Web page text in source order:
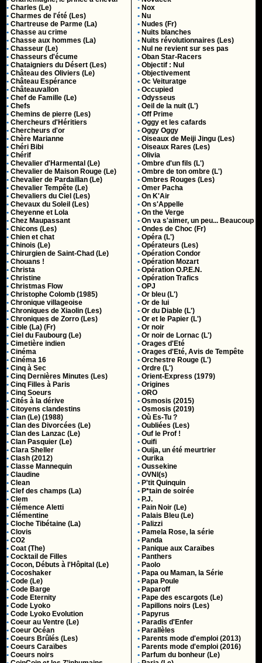
• Charles (Le)
• Charmes de l'été (Les)
• Chartreuse de Parme (La)
• Chasse au crime
• Chasse aux hommes (La)
• Chasseur (Le)
• Chasseurs d'écume
• Chataigniers du Désert (Les)
• Château des Oliviers (Le)
• Château Espérance
• Châteauvallon
• Chef de Famille (Le)
• Chefs
• Chemins de pierre (Les)
• Chercheurs d'Héritiers
• Chercheurs d'or
• Chère Marianne
• Chéri Bibi
• Chérif
• Chevalier d'Harmental (Le)
• Chevalier de Maison Rouge (Le)
• Chevalier de Pardaillan (Le)
• Chevalier Tempête (Le)
• Chevaliers du Ciel (Les)
• Chevaux du Soleil (Les)
• Cheyenne et Lola
• Chez Maupassant
• Chicons (Les)
• Chien et chat
• Chinois (Le)
• Chirurgien de Saint-Chad (Le)
• Chouans !
• Christa
• Christine
• Christmas Flow
• Christophe Colomb (1985)
• Chronique villageoise
• Chroniques de Xiaolin (Les)
• Chroniques de Zorro (Les)
• Cible (La) (Fr)
• Ciel du Faubourg (Le)
• Cimetière indien
• Cinéma
• Cinéma 16
• Cinq à Sec
• Cinq Dernières Minutes (Les)
• Cinq Filles à Paris
• Cinq Soeurs
• Cités à la dérive
• Citoyens clandestins
• Clan (Le) (1988)
• Clan des Divorcées (Le)
• Clan des Lanzac (Le)
• Clan Pasquier (Le)
• Clara Sheller
• Clash (2012)
• Classe Mannequin
• Claudine
• Clean
• Clef des champs (La)
• Clem
• Clémence Aletti
• Clémentine
• Cloche Tibétaine (La)
• Clovis
• CO2
• Coat (The)
• Cocktail de Filles
• Cocon, Débuts à l'Hôpital (Le)
• Cocoshaker
• Code (Le)
• Code Barge
• Code Eternity
• Code Lyoko
• Code Lyoko Evolution
• Coeur au Ventre (Le)
• Coeur Océan
• Coeurs Brûlés (Les)
• Coeurs Caraïbes
• Coeurs noirs
• Nox
• Nu
• Nudes (Fr)
• Nuits blanches
• Nuits révolutionnaires (Les)
• Nul ne revient sur ses pas
• Oban Star-Racers
• Objectif : Nul
• Objectivement
• Oc Veituratge
• Occupied
• Odysseus
• Oeil de la nuit (L')
• Off Prime
• Oggy et les cafards
• Oggy Oggy
• Oiseaux de Meiji Jingu (Les)
• Oiseaux Rares (Les)
• Olivia
• Ombre d'un fils (L')
• Ombre de ton ombre (L')
• Ombres Rouges (Les)
• Omer Pacha
• On K'Air
• On s'Appelle
• On the Verge
• On va s'aimer, un peu... Beaucoup
• Ondes de Choc (Fr)
• Opéra (L')
• Opérateurs (Les)
• Opération Condor
• Opération Mozart
• Opération O.P.E.N.
• Opération Trafics
• OPJ
• Or bleu (L')
• Or de lui
• Or du Diable (L')
• Or et le Papier (L')
• Or noir
• Or noir de Lornac (L')
• Orages d'Eté
• Orages d'Eté, Avis de Tempête
• Orchestre Rouge (L')
• Ordre (L')
• Orient-Express (1979)
• Origines
• ORO
• Osmosis (2015)
• Osmosis (2019)
• Où Es-Tu ?
• Oubliées (Les)
• Ouf le Prof !
• Ouifi
• Ouija, un été meurtrier
• Ourika
• Oussekine
• OVNI(s)
• P'tit Quinquin
• P*tain de soirée
• P.J.
• Pain Noir (Le)
• Palais Bleu (Le)
• Palizzi
• Pamela Rose, la série
• Panda
• Panique aux Caraïbes
• Panthers
• Paolo
• Papa ou Maman, la Série
• Papa Poule
• Paparoff
• Pape des escargots (Le)
• Papillons noirs (Les)
• Papyrus
• Paradis d'Enfer
• Parallèles
• Parents mode d'emploi (2013)
• Parents mode d'emploi (2016)
• Parfum du bonheur (Le)